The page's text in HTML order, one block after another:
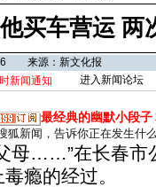
买车营运 两
来源：新文化报
新闻通知 进入新闻论坛
最经典的幽默小段子
狐新闻，告诉你正在发生什
……”在长春市
瘾的经过。